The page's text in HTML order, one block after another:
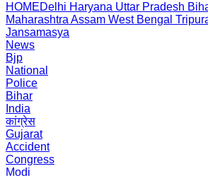
HOMEDelhi Haryana Uttar Pradesh
Maharashtra Assam West Bengal
Jansamasya
News
Bjp
National
Police
Bihar
India
कांग्रेस
Gujarat
Accident
Congress
Modi